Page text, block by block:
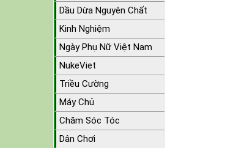
Dầu Dừa Nguyên Chất
Kinh Nghiệm
Ngày Phụ Nữ Việt Nam
NukeViet
Triều Cường
Máy Chủ
Chăm Sóc Tóc
Dân Chơi